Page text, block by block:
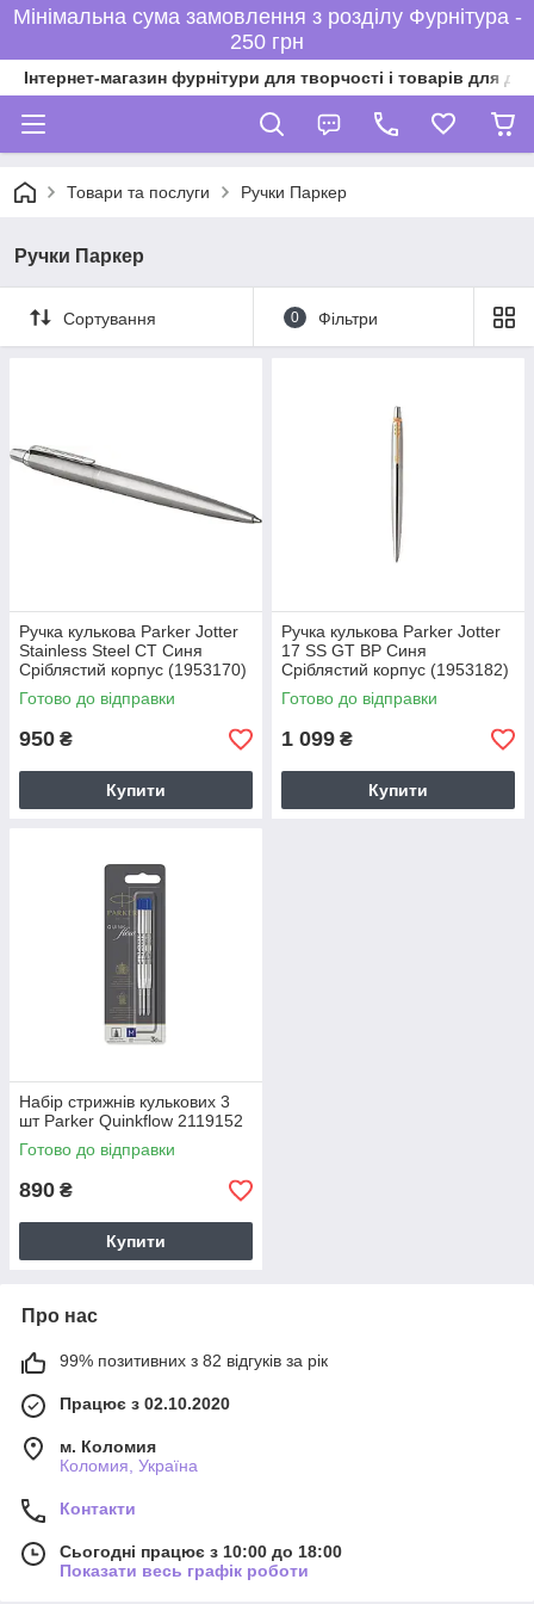
Мінімальна сума замовлення з розділу Фурнітура -
250 грн
Інтернет-магазин фурнітури для творчості і товарів для
Товари та послуги Ручки Паркер
Ручки Паркер
Сортування 0 Фільтри
Ручка кулькова Parker Jotter
Stainless Steel CT Синя
Сріблястий корпус (1953170)
Готово до відправки
950 ₴
Купити
Ручка кулькова Parker Jotter
17 SS GT BP Синя
Сріблястий корпус (1953182)
Готово до відправки
1 099 ₴
Купити
Набір стрижнів кулькових 3
шт Parker Quinkflow 2119152
Готово до відправки
890 ₴
Купити
Про нас
99% позитивних з 82 відгуків за рік
Працює з 02.10.2020
м. Коломия
Коломия, Україна
Контакти
Сьогодні працює з 10:00 до 18:00
Показати весь графік роботи